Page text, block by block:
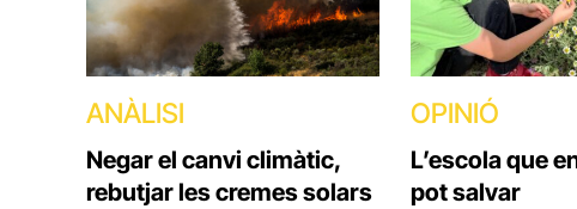
ANÀLISI
Negar el canvi climàtic,
rebutjar les cremes solars
OPINIÓ
L’escola que
pot salvar